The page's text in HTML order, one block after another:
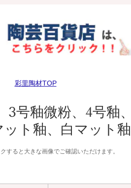
彩里陶材TOP
3号釉微粉、4号釉
ト釉、白マット釉
すると大きな画像でご確認いただけます。